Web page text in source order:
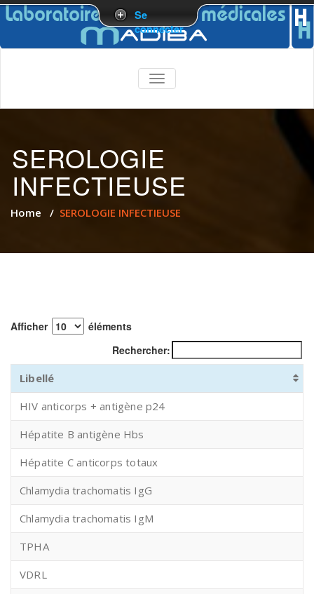
TOGGLE
NAVIGATION
SEROLOGIE
INFECTIEUSE
Home / SEROLOGIE INFECTIEUSE
Afficher
éléments
Rechercher:
Libellé
HIV anticorps + antigène p24
Hépatite B antigène Hbs
Hépatite C anticorps totaux
Chlamydia trachomatis IgG
Chlamydia trachomatis IgM
TPHA
VDRL
Se
connecter